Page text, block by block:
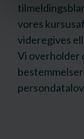
vores
videregives
Vi overholder